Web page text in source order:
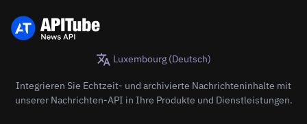
Luxembourg (Deutsch)
Integrieren Sie Echtzeit- und archivierte Nachrichteninhalte mit
unserer Nachrichten-API in Ihre Produkte und Dienstleistungen.